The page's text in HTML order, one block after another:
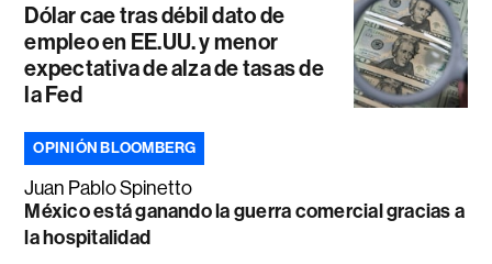
Dólar cae tras débil dato de
empleo en EE.UU. y menor
expectativa de alza de tasas de
la Fed
OPINIÓN BLOOMBERG
Juan Pablo Spinetto
México está ganando la guerra comercial gracias a
la hospitalidad